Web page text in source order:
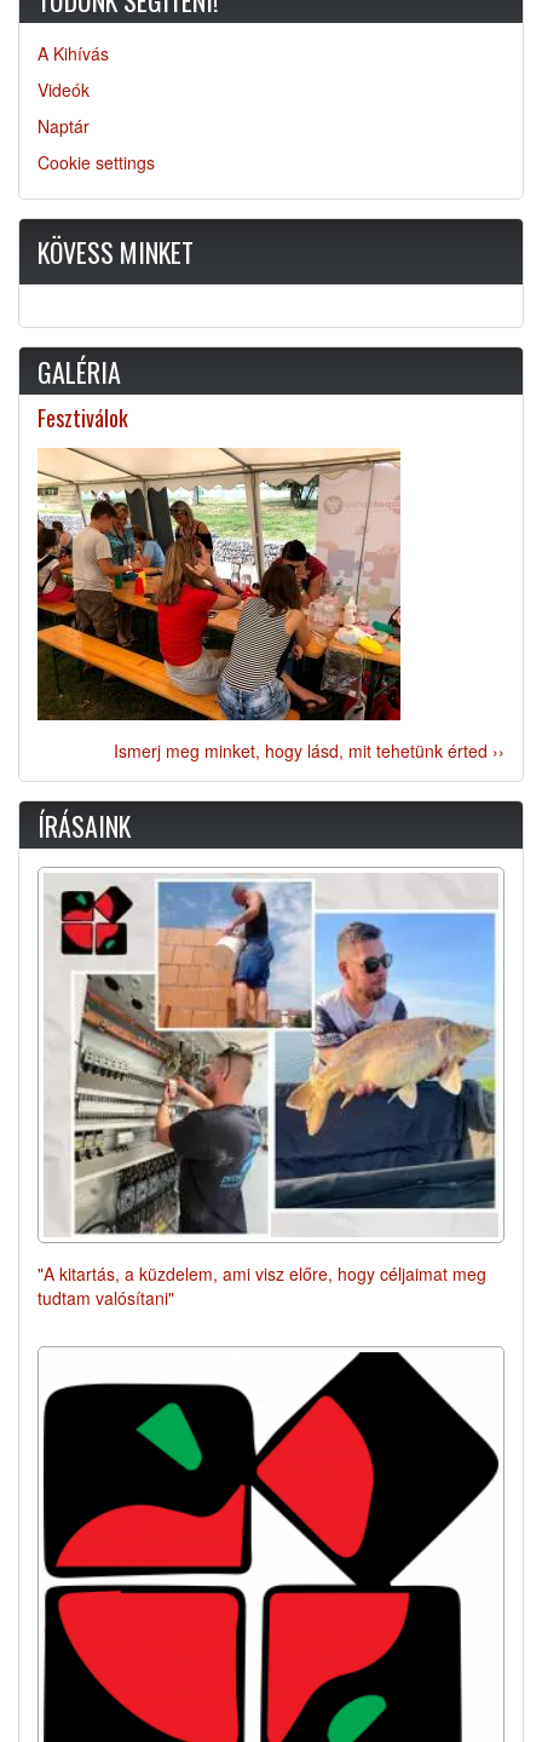
A Kihívás
Videók
Naptár
Cookie settings
KÖVESS MINKET
GALÉRIA
Fesztiválok
Ismerj meg minket, hogy lásd, mit tehetünk érted ››
ÍRÁSAINK
"A kitartás, a küzdelem, ami visz előre, hogy céljaimat meg
tudtam valósítani"